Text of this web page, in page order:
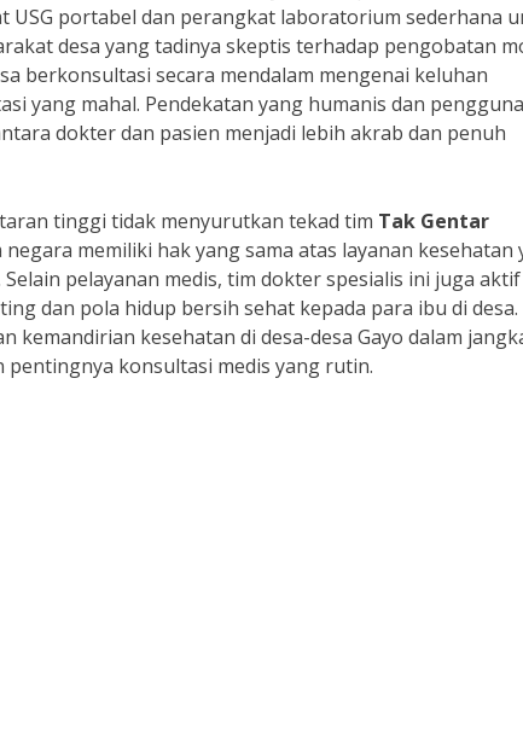
USG portabel dan perangkat laboratorium sederhana
desa yang tadinya skeptis terhadap pengobatan
berkonsultasi secara mendalam mengenai keluhan
yang mahal. Pendekatan yang humanis dan
dokter dan pasien menjadi lebih akrab dan penuh
tinggi tidak menyurutkan tekad tim Tak Gentar
memiliki hak yang sama atas layanan kesehatan
pelayanan medis, tim dokter spesialis ini juga aktif
dan pola hidup bersih sehat kepada para ibu di desa.
kesehatan di desa-desa Gayo dalam
pentingnya konsultasi medis yang rutin.